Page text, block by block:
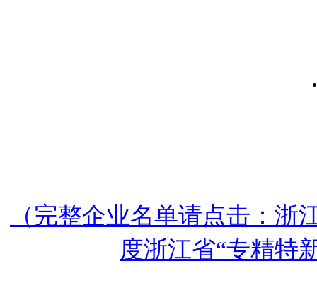
（完整企业名单请点击：浙
度浙江省“专精特